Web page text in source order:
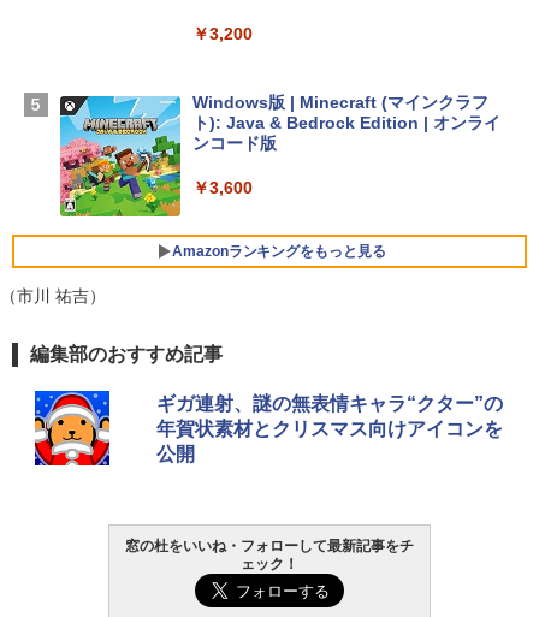
【Amazon.co.jp限定】 HP ノートパソコ
￥129,800
FMV ノートパソコン WE1-K3 (MS 365 P
VWK3E15W_AZ
￥3,200
Windows版 | Minecraft (マインクラフ
ト): Java & Bedrock Edition | オンライ
ンコード版
￥3,600
Amazonランキングをもっと見る
生成AIパスポート公式テキスト 第４版
￥1,766
出す プロンプトの言葉 AI画像生成シリー
ズ (はぴーイラストLabo)
￥480
Amazon Kindle Paperwhite (16GB) 7イ
週間持続バッテリー、広告なし、ブラッ
ク
Amazon Kindle - 目に優しい、かさばら
ない、大きな画面で読みやすい、6週間持
続バッテリー、6インチディスプレイ電子
書籍リーダー、ブラック、16GB、広告な
し
（市川 祐吉）
編集部のおすすめ記事
ギガ連射、謎の無表情キャラ“クター”の
年賀状素材とクリスマス向けアイコンを
公開
窓の杜をいいね・フォローして最新記事をチ
ェック！